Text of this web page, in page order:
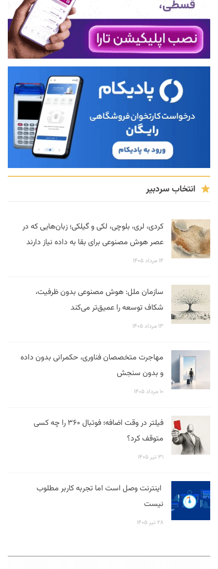
انتخاب سردبیر
کردی، لری، بلوچی، لکی و گیلکی؛ زبان‌هایی که در
عصر هوش مصنوعی برای بقا به داده نیاز دارند
۱۴ مرداد ۱۴۰۵
سازمان ملل: هوش مصنوعی بدون ظرفیت،
شکاف توسعه را عمیق‌تر می‌کند
۱۳ مرداد ۱۴۰۵
مهاجرت متخصصان فناوری، حکمرانی بدون داده
و بدون سنجش
۱۰ مرداد ۱۴۰۵
فیلتر در وقت اضافه؛ فوتبال ۳۶۰ را چه کسی
متوقف کرد؟
۳۱ تیر ۱۴۰۵
اینترنت وصل است اما تجربه کاربر مطلوب
نیست
۲۸ تیر ۱۴۰۵